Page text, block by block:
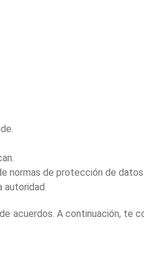
normas de protección de datos.
acuerdos. A continuación, te